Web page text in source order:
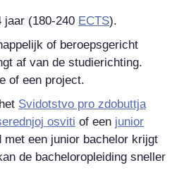
jaar (180-240 ECTS).
of beroepsgericht
af van de studierichting.
of een project.
Svidotstvo pro zdobuttja
osviti of een junior
met een junior bachelor krijgt
de bacheloropleiding sneller